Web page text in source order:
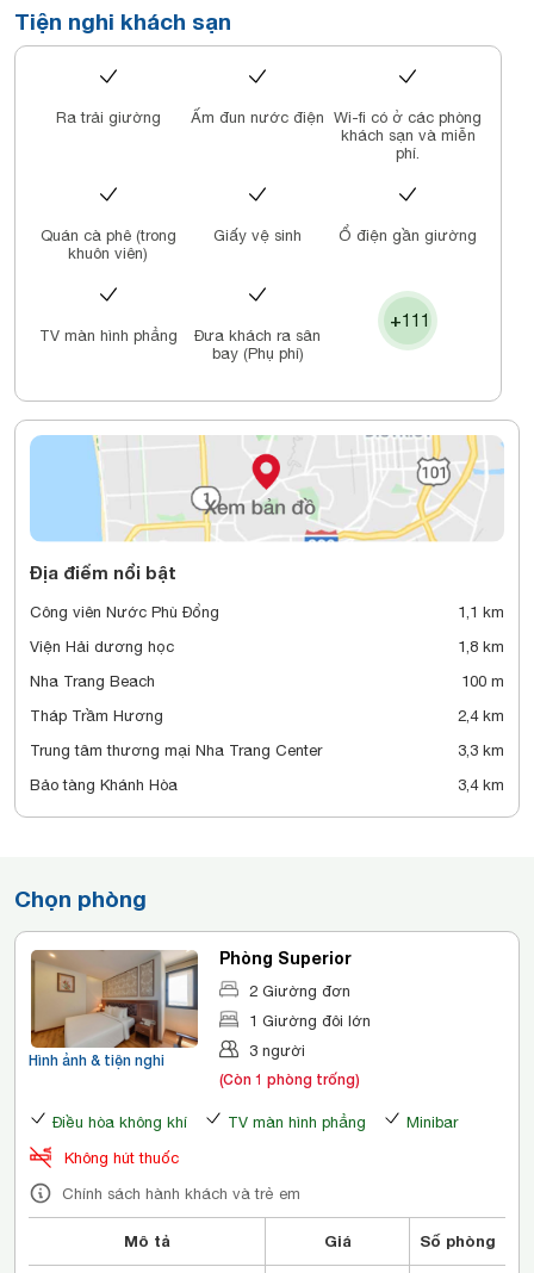
giường và khăn tắm.
Chỗ nghỉ phục vụ bữa sáng buffet hàng ngày.
Du khách được thoải mái sử dụng phòng xông hơi khô tại Imperial
1,9 km từ khách sạn. Sân bay gần nhất là sân bay quốc tế Cam
Ranh, cách Imperial Nha Trang 34 km, và chỗ nghỉ cung cấp dịch vụ
Tiện nghi khách sạn
Ra trải giường Ấm đun nước điện
Wi-fi có ở các phòng
khách sạn và miễn
phí.
Quán cà phê (trong
khuôn viên)
Giấy vệ sinh Ổ điện gần giường
TV màn hình phẳng
Đưa khách ra sân
bay (Phụ phí)
+111
Địa điểm nổi bật
Công viên Nước Phù Đổng
1,1 km
Viện Hải dương học
1,8 km
Nha Trang Beach
100 m
Tháp Trầm Hương
2,4 km
Trung tâm thương mại Nha Trang Center
3,3 km
Bảo tàng Khánh Hòa
3,4 km
Chọn phòng
Hình ảnh & tiện nghi
Phòng Superior
2 Giường đơn
1 Giường đôi lớn
3 người
(Còn 1 phòng trống)
Điều hòa không khí TV màn hình phẳng
Minibar
Không hút thuốc
Chính sách hành khách và trẻ em
Mô tả Giá Số phòng